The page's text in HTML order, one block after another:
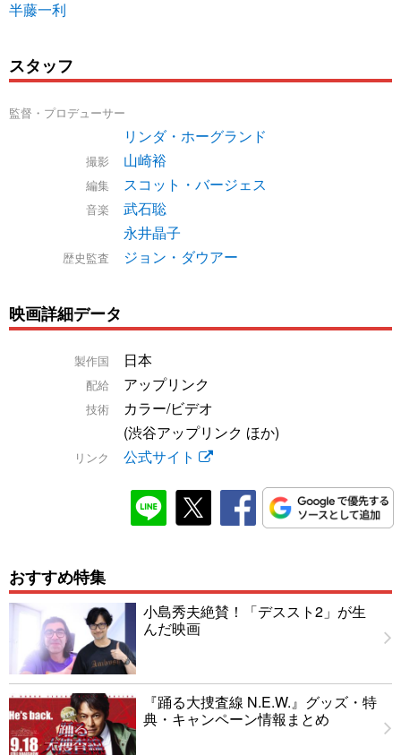
半藤一利
スタッフ
監督・プロデューサー
リンダ・ホーグランド
撮影 山崎裕
編集 スコット・バージェス
音楽
武石聡
永井晶子
歴史監査 ジョン・ダウアー
映画詳細データ
製作国 日本
配給 アップリンク
技術
カラー/ビデオ
(渋谷アップリンク ほか)
リンク 公式サイト
おすすめ特集
小島秀夫絶賛！「デススト2」が生
んだ映画
『踊る大捜査線 N.E.W.』グッズ・特
典・キャンペーン情報まとめ